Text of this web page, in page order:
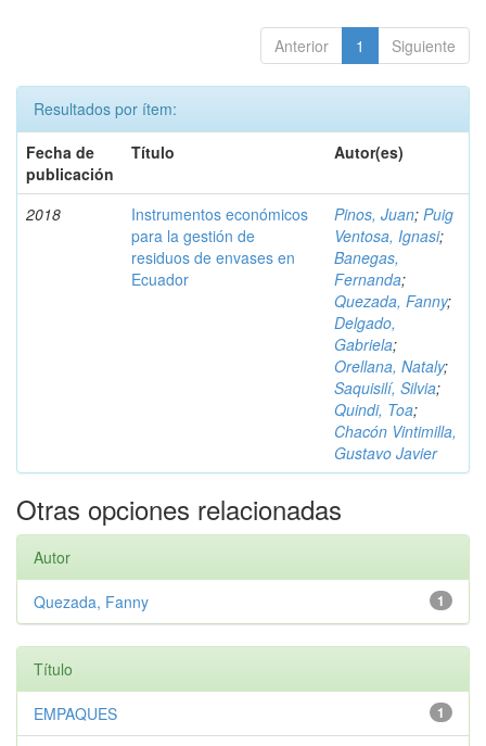
Anterior 1 Siguiente
Resultados por ítem:
Fecha de
publicación
Título Autor(es)
2018
Instrumentos económicos
para la gestión de
residuos de envases en
Ecuador
Pinos, Juan; Puig
Ventosa, Ignasi;
Banegas,
Fernanda;
Quezada, Fanny;
Delgado,
Gabriela;
Orellana, Nataly;
Saquisilí, Silvia;
Quindi, Toa;
Chacón Vintimilla,
Gustavo Javier
Otras opciones relacionadas
Autor
1
Quezada, Fanny
Título
1
EMPAQUES